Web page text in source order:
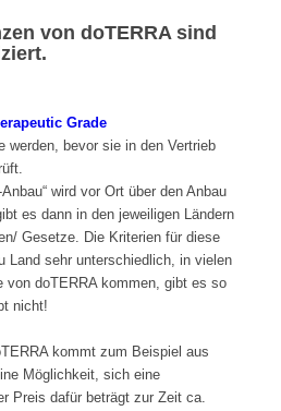
von doTERRA sind
Grade
werden, bevor sie in den Vertrieb
wird vor Ort über den Anbau
es dann in den jeweiligen Ländern
Gesetze. Die Kriterien für diese
Land sehr unterschiedlich, in vielen
von doTERRA kommen, gibt es so
nicht!
kommt zum Beispiel aus
Möglichkeit, sich eine
Preis dafür beträgt zur Zeit ca.